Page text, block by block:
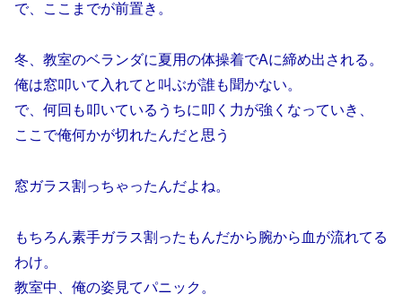
で、ここまでが前置き。
冬、教室のベランダに夏用の体操着でAに締め出される。
俺は窓叩いて入れてと叫ぶが誰も聞かない。
で、何回も叩いているうちに叩く力が強くなっていき、
ここで俺何かが切れたんだと思う
窓ガラス割っちゃったんだよね。
もちろん素手ガラス割ったもんだから腕から血が流れてる
わけ。
教室中、俺の姿見てパニック。